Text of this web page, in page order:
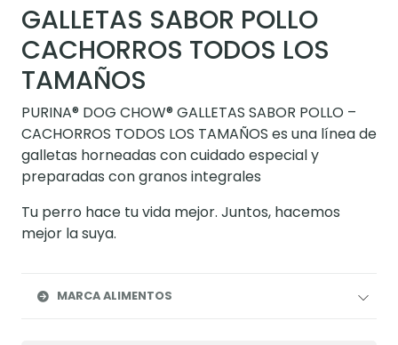
GALLETAS SABOR POLLO
CACHORROS TODOS LOS
TAMAÑOS
PURINA® DOG CHOW® GALLETAS SABOR POLLO –
CACHORROS TODOS LOS TAMAÑOS es una línea de
galletas horneadas con cuidado especial y
preparadas con granos integrales
Tu perro hace tu vida mejor. Juntos, hacemos
mejor la suya.
MARCA ALIMENTOS